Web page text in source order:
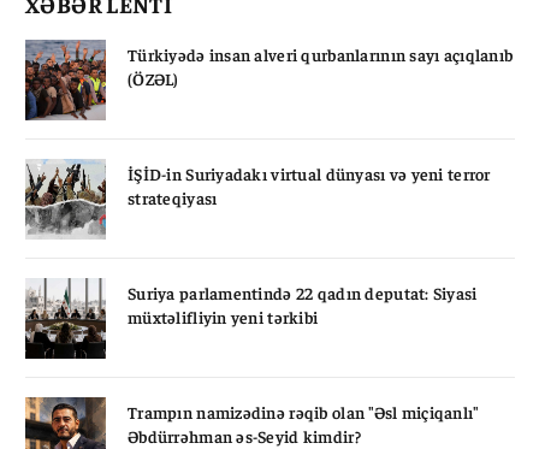
Türkiyədə insan alveri qurbanlarının sayı açıqlanıb
(ÖZƏL)
İŞİD-in Suriyadakı virtual dünyası və yeni terror
strateqiyası
Suriya parlamentində 22 qadın deputat: Siyasi
müxtəlifliyin yeni tərkibi
Trampın namizədinə rəqib olan "Əsl miçiqanlı"
Əbdürrəhman əs-Seyid kimdir?